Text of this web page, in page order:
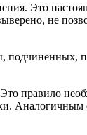
Это
не
Это правило
Аналогичным